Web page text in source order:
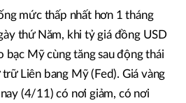
mức thấp nhất hơn 1 tháng
thứ Năm, khi tỷ giá đồng USD
bạc Mỹ cùng tăng sau động thái
Liên bang Mỹ (Fed). Giá vàng
(4/11) có nơi giảm, có nơi